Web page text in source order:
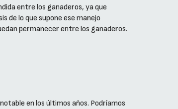
entre los ganaderos, ya que
de lo que supone ese manejo
permanecer entre los ganaderos.
en los últimos años. Podríamos